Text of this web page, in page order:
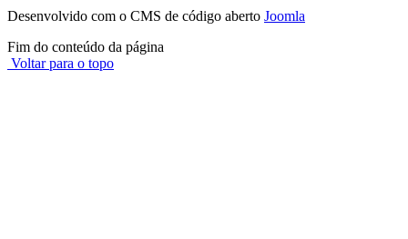
Desenvolvido com o CMS de código aberto Joomla
Fim do conteúdo da página
Voltar para o topo